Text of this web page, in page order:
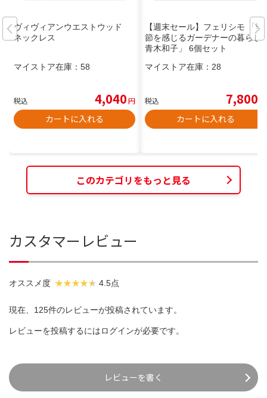
ヴィヴィアンウエストウッド
ネックレス
マイストア在庫： 58
税込 4,040円
カートに入れる
【週末セール】フェリシモ 「季
節を感じるガーデナーの暮らし
青木和子」 6個セット
マイストア在庫： 28
税込 7,800
カートに入れる
このカテゴリをもっと見る
カスタマーレビュー
オススメ度 4.5点
現在、125件のレビューが投稿されています。
レビューを投稿するにはログインが必要です。
レビューを書く